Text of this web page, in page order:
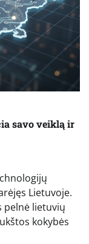
savo veiklą ir
Lietuvoje.
pelnė lietuvių
kokybės